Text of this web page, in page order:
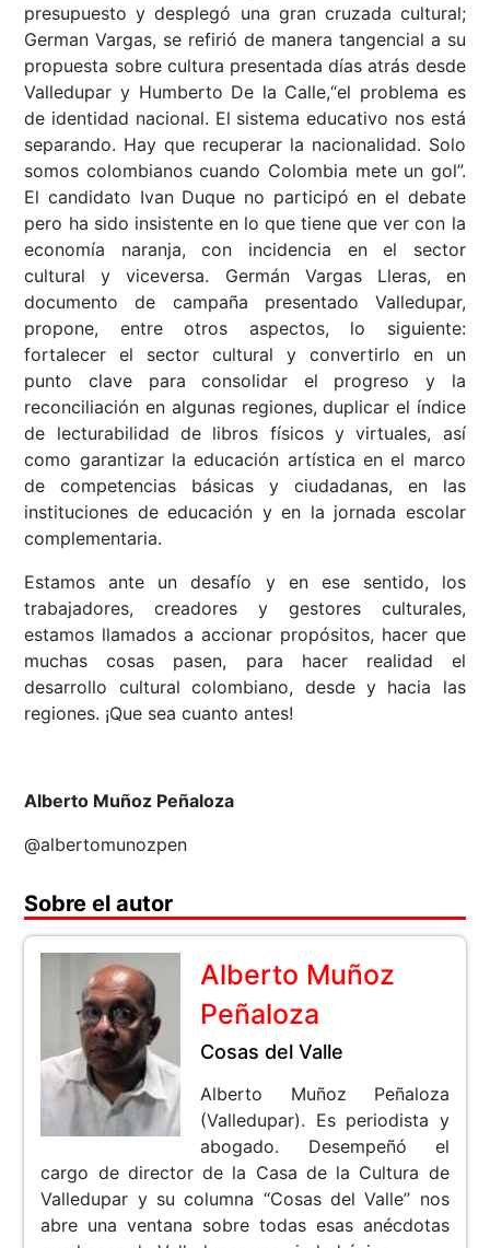
presupuesto y desplegó una gran cruzada cultural;
German Vargas, se refirió de manera tangencial a su
propuesta sobre cultura presentada días atrás desde
Valledupar y Humberto De la Calle,“el problema es
de identidad nacional. El sistema educativo nos está
separando. Hay que recuperar la nacionalidad. Solo
somos colombianos cuando Colombia mete un gol”.
El candidato Ivan Duque no participó en el debate
pero ha sido insistente en lo que tiene que ver con la
economía naranja, con incidencia en el sector
cultural y viceversa. Germán Vargas Lleras, en
documento de campaña presentado Valledupar,
propone, entre otros aspectos, lo siguiente:
fortalecer el sector cultural y convertirlo en un
punto clave para consolidar el progreso y la
reconciliación en algunas regiones, duplicar el índice
de lecturabilidad de libros físicos y virtuales, así
como garantizar la educación artística en el marco
de competencias básicas y ciudadanas, en las
instituciones de educación y en la jornada escolar
complementaria.
Estamos ante un desafío y en ese sentido, los
trabajadores, creadores y gestores culturales,
estamos llamados a accionar propósitos, hacer que
muchas cosas pasen, para hacer realidad el
desarrollo cultural colombiano, desde y hacia las
regiones. ¡Que sea cuanto antes!
Alberto Muñoz Peñaloza
@albertomunozpen
Sobre el autor
Alberto Muñoz
Peñaloza
Cosas del Valle
Alberto Muñoz Peñaloza
(Valledupar). Es periodista y
abogado. Desempeñó el
cargo de director de la Casa de la Cultura de
Valledupar y su columna “Cosas del Valle” nos
abre una ventana sobre todas esas anécdotas